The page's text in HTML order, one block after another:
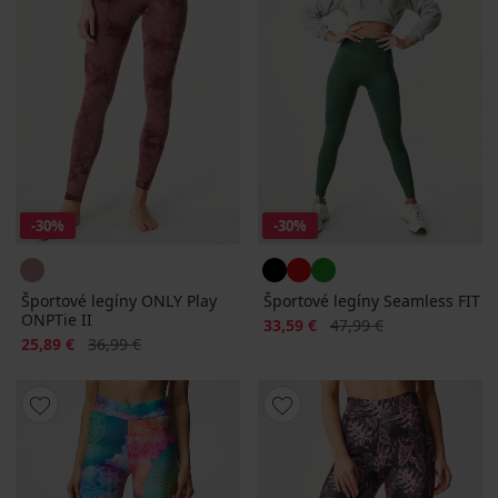
-30%
Športové legíny ONLY Play
ONPTie II
Zľava
25,89 € Pôvodná cena
36,99 €
-30%
Športové legíny Seamless FIT
Zľava
33,59 € Pôvodná cena
47,99 €